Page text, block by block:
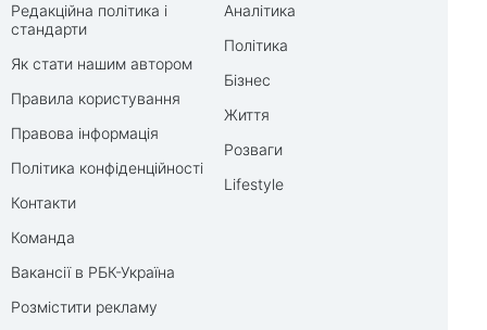
Редакційна політика і
стандарти
Як стати нашим автором
Правила користування
Правова інформація
Політика конфіденційності
Контакти
Команда
Вакансії в РБК-Україна
Розмістити рекламу
Аналітика
Політика
Бізнес
Життя
Розваги
Lifestyle